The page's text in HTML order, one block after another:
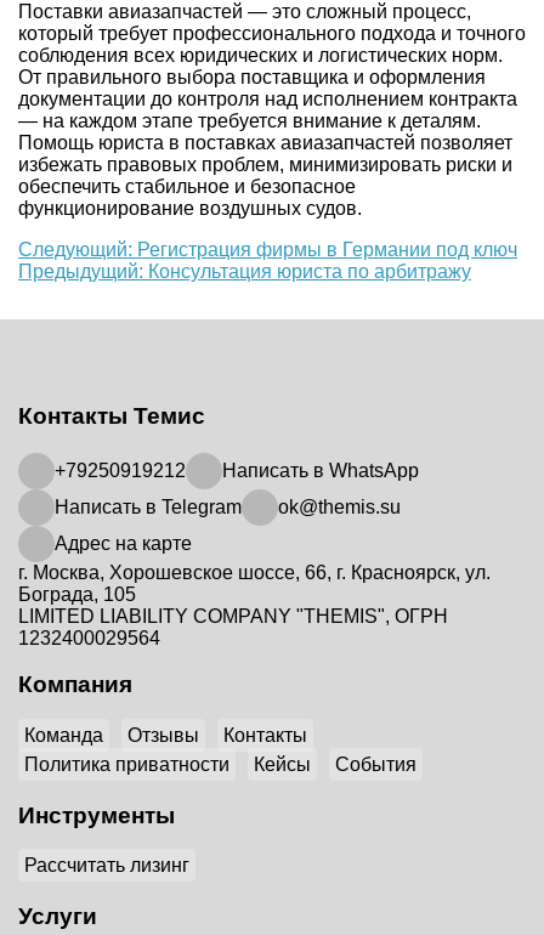
Поставки авиазапчастей — это сложный процесс,
который требует профессионального подхода и точного
соблюдения всех юридических и логистических норм.
От правильного выбора поставщика и оформления
документации до контроля над исполнением контракта
— на каждом этапе требуется внимание к деталям.
Помощь юриста в поставках авиазапчастей позволяет
избежать правовых проблем, минимизировать риски и
обеспечить стабильное и безопасное
функционирование воздушных судов.
Еще
почитать
Следующий: Регистрация фирмы в Германии под ключ
Предыдущий: Консультация юриста по арбитражу
Контакты Темис
+79250919212
Написать в WhatsApp
Написать в Telegram
ok@themis.su
Адрес на карте
г. Москва, Хорошевское шоссе, 66, г. Красноярск, ул.
Бограда, 105
LIMITED LIABILITY COMPANY "THEMIS", ОГРН
1232400029564
Компания
Команда Отзывы
Контакты
Политика приватности
Кейсы События
Инструменты
Рассчитать лизинг
Услуги